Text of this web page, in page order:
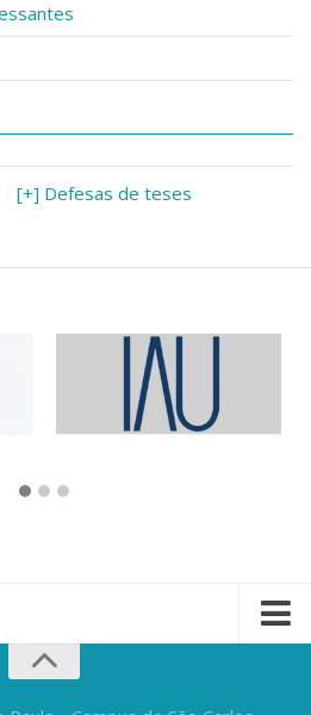
[+] Defesas de teses